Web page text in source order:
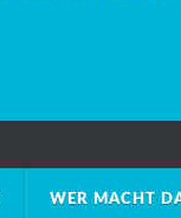
WER MACHT